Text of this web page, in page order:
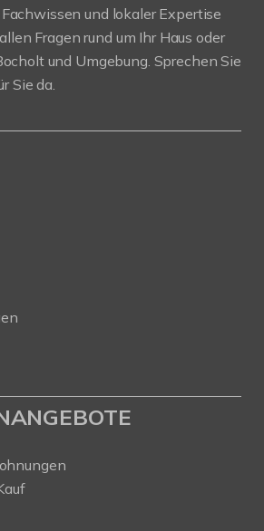
und lokaler Expertise
Fragen rund um Ihr Haus oder
und Umgebung. Sprechen Sie
Sie da.